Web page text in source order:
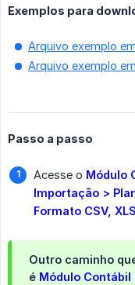
Exemplos para
Arquivo exemplo
Arquivo exemplo
Passo a passo
Acesse o Módulo
Importação >
Formato CSV,
Outro caminho
é Módulo